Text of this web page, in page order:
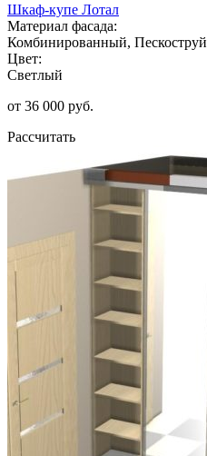
Шкаф-купе Лотал
Материал фасада:
Комбинированный, Пескоструй
Цвет:
Светлый
от 36 000 руб.
Рассчитать